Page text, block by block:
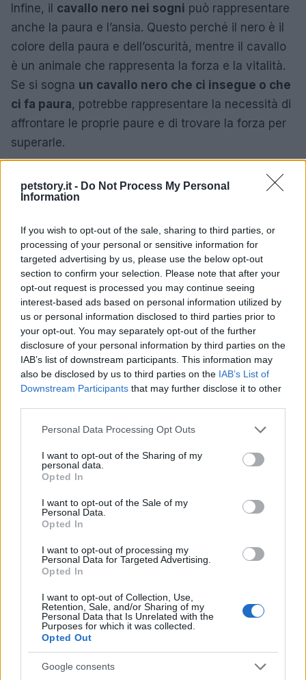
petstory.it - Do Not Process My Personal
Information
If you wish to opt-out of the sale, sharing to third parties, or
processing of your personal or sensitive information for
targeted advertising by us, please use the below opt-out
section to confirm your selection. Please note that after your
opt-out request is processed you may continue seeing
interest-based ads based on personal information utilized by
us or personal information disclosed to third parties prior to
your opt-out. You may separately opt-out of the further
disclosure of your personal information by third parties on the
IAB’s list of downstream participants. This information may
also be disclosed by us to third parties on the IAB’s List of
Downstream Participants that may further disclose it to other
Please note that this website/app uses one or more Google
not limited to your visit or usage behaviour. You may click to
grant or deny consent to Google and its third-party tags to
use your data for below specified purposes in below Google
consent section.
Personal Data Processing Opt Outs
I want to opt-out of the Sharing of my
personal data.
Opted In
I want to opt-out of the Sale of my
Personal Data.
Opted In
I want to opt-out of processing my
Personal Data for Targeted Advertising.
Opted In
I want to opt-out of Collection, Use,
Retention, Sale, and/or Sharing of my
Personal Data that Is Unrelated with the
Purposes for which it was collected.
Opted Out
Google consents
Infine, il cavallo nero nei sogni può rappresentare
anche la paura e l’ansia. Questo perché il nero è il
colore della paura e dell’oscurità, mentre il cavallo
è un animale che rappresenta la forza e la vitalità.
Se si sogna un cavallo nero che ci insegue o che
ci fa paura, potrebbe rappresentare la necessità di
affrontare le proprie paure e di trovare la forza per
superarle.
AUTORE
Continua a leggere
CAVALLI